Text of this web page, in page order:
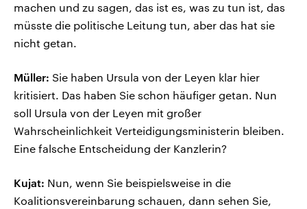
machen und zu sagen, das ist es, was zu tun ist, das
müsste die politische Leitung tun, aber das hat sie
nicht getan.
Müller: Sie haben Ursula von der Leyen klar hier
kritisiert. Das haben Sie schon häufiger getan. Nun
soll Ursula von der Leyen mit großer
Wahrscheinlichkeit Verteidigungsministerin bleiben.
Eine falsche Entscheidung der Kanzlerin?
Kujat: Nun, wenn Sie beispielsweise in die
Koalitionsvereinbarung schauen, dann sehen Sie,